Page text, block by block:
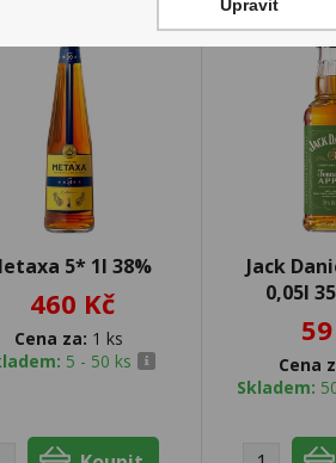
5* 1l 38%
460 Kč
Cena za: 1 ks
5 - 50 ks
Jack
0,05l
Cena
Skladem:
Upravit